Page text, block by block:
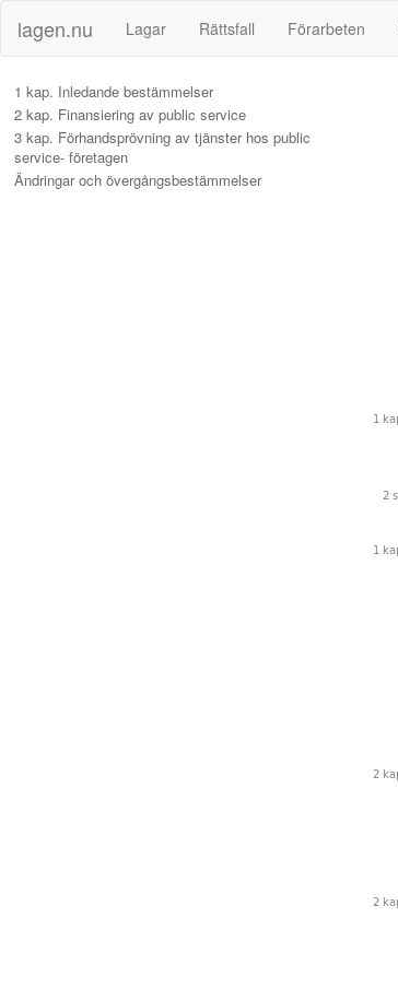
lagen.nu Lagar Rättsfall Förarbeten
1 kap. Inledande bestämmelser
2 kap. Finansiering av public service
3 kap. Förhandsprövning av tjänster hos public
service- företagen
Ändringar och övergångsbestämmelser